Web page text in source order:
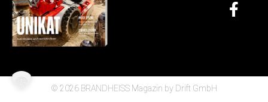
© 2026 BRANDHEISS Magazin by Drift GmbH